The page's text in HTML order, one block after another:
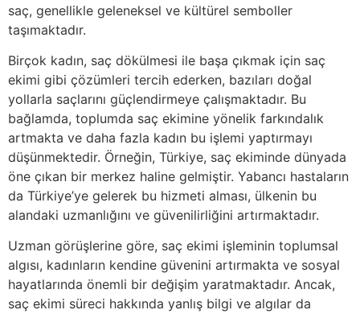
saç, genellikle geleneksel ve kültürel semboller
taşımaktadır.
Birçok kadın, saç dökülmesi ile başa çıkmak için saç
ekimi gibi çözümleri tercih ederken, bazıları doğal
yollarla saçlarını güçlendirmeye çalışmaktadır. Bu
bağlamda, toplumda saç ekimine yönelik farkındalık
artmakta ve daha fazla kadın bu işlemi yaptırmayı
düşünmektedir. Örneğin, Türkiye, saç ekiminde dünyada
öne çıkan bir merkez haline gelmiştir. Yabancı hastaların
da Türkiye’ye gelerek bu hizmeti alması, ülkenin bu
alandaki uzmanlığını ve güvenilirliğini artırmaktadır.
Uzman görüşlerine göre, saç ekimi işleminin toplumsal
algısı, kadınların kendine güvenini artırmakta ve sosyal
hayatlarında önemli bir değişim yaratmaktadır. Ancak,
saç ekimi süreci hakkında yanlış bilgi ve algılar da